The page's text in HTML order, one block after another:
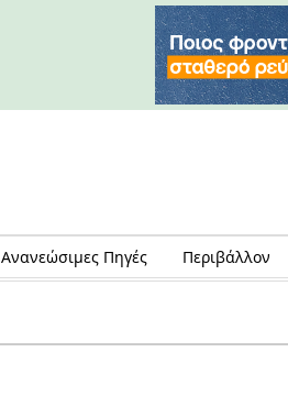
Ανανεώσιμες Πηγές Περιβάλλον